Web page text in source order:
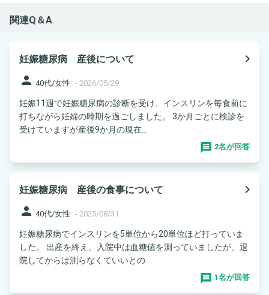
関連Q＆A
妊娠糖尿病 産後について
navigate_next
person 40代/女性 - 2026/05/29
妊娠11週で妊娠糖尿病の診断を受け、インスリンを毎食前に
打ちながら妊婦の時期を過ごしました。 3か月ごとに検診を
受けていますが産後9か月の現在...
2名が回答
妊娠糖尿病 産後の食事について
navigate_next
person 40代/女性 - 2025/08/31
妊娠糖尿病でインスリンを5単位から20単位ほど打っていま
した。 出産を終え、入院中は血糖値を測っていましたが、退
院してからは測らなくていいとの...
1名が回答